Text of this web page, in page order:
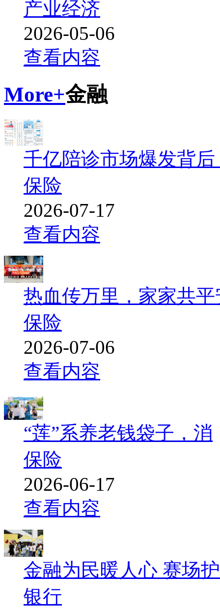
产业经济
2026-05-06
查看内容
More+金融
千亿陪诊市场爆发背后
保险
2026-07-17
查看内容
热血传万里，家家共平
保险
2026-07-06
查看内容
“莲”系养老钱袋子，消
保险
2026-06-17
查看内容
金融为民暖人心 赛场
银行